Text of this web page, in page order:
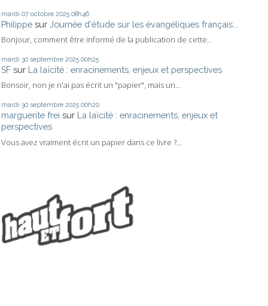
mardi 07 octobre 2025 08h46
Philippe sur Journée d'étude sur les évangéliques français...
Bonjour, comment être informé de la publication de cette...
mardi 30 septembre 2025 00h25
SF sur La laïcité : enracinements, enjeux et perspectives
Bonsoir, non je n'ai pas écrit un "papier", mais un...
mardi 30 septembre 2025 00h20
marguerite frei sur La laïcité : enracinements, enjeux et
perspectives
Vous avez vraiment écrit un papier dans ce livre ?...